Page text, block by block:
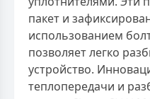
пакет и
использованием
позволяет легко
устройство.
теплопередачи и